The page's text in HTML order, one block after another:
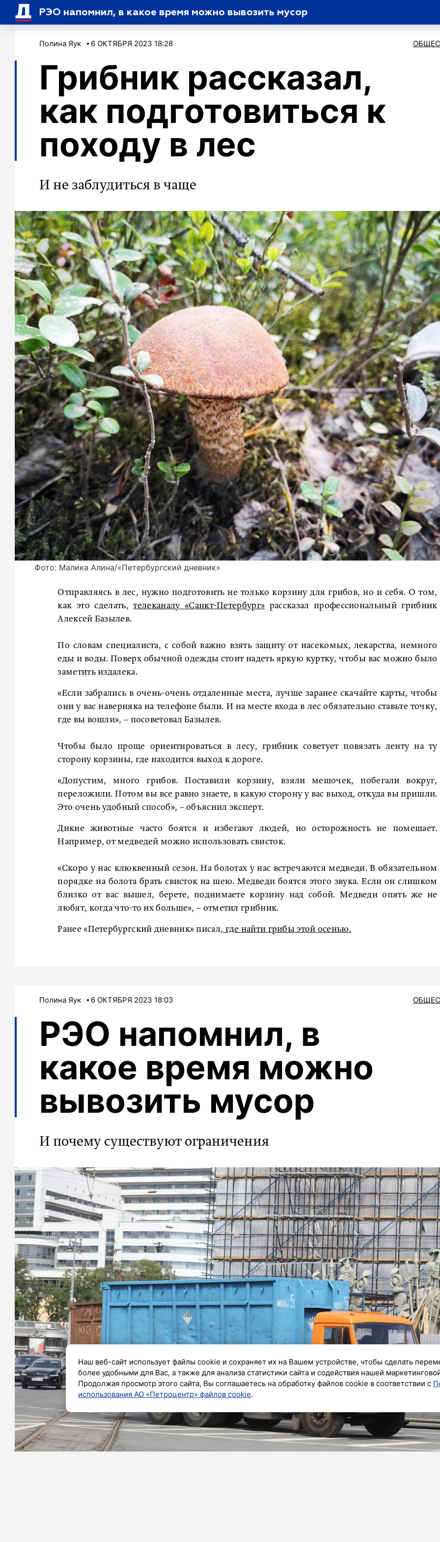
РЭО напомнил, в какое время можно вывозить мусор
Полина Яук 6 ОКТЯБРЯ 2023 18:28
Грибник рассказал,
как подготовиться к
походу в лес
И не заблудиться в чаще
Фото: Малика Алина/«Петербургский дневник»
Отправляясь в лес, нужно подготовить не только корзину для грибов, но и себя. О том,
как это сделать,телеканалу «Санкт-Петербург» рассказал профессиональный грибник
Алексей Базылев.
По словам специалиста, с собой важно взять защиту от насекомых, лекарства, немного
еды и воды. Поверх обычной одежды стоит надеть яркую куртку, чтобы вас можно было
заметить издалека.
«Если забрались в очень-очень отдаленные места, лучше заранее скачайте карты, чтобы
они у вас наверняка на телефоне были. И на месте входа в лес обязательно ставьте точку,
где вы вошли», – посоветовал Базылев.
Чтобы было проще ориентироваться в лесу, грибник советует повязать ленту на ту
сторону корзины, где находится выход к дороге.
«Допустим, много грибов. Поставили корзину, взяли мешочек, побегали вокруг,
переложили. Потом вы все равно знаете, в какую сторону у вас выход, откуда вы пришли.
Это очень удобный способ», – объяснил эксперт.
Дикие животные часто боятся и избегают людей, но осторожность не помешает.
Например, от медведей можно использовать свисток.
«Скоро у нас клюквенный сезон. На болотах у нас встречаются медведи. В обязательном
порядке на болота брать свисток на шею. Медведи боятся этого звука. Если он слишком
близко от вас вышел, берете, поднимаете корзину над собой. Медведи опять же не
любят, когда что-то их больше», – отметил грибник.
Ранее «Петербургский дневник» писал, где найти грибы этой осенью.
Полина Яук 6 ОКТЯБРЯ 2023 18:03
РЭО напомнил, в
какое время можно
вывозить мусор
И почему существуют ограничения
Наш веб-сайт использует файлы cookie и сохраняет их на Вашем устройстве, чтобы сделать
более удобными для Вас, а также для анализа статистики сайта и содействия нашей
Продолжая просмотр этого сайта, Вы соглашаетесь на обработку файлов cookie в соответствии с
использования АО «Петроцентр» файлов cookie.